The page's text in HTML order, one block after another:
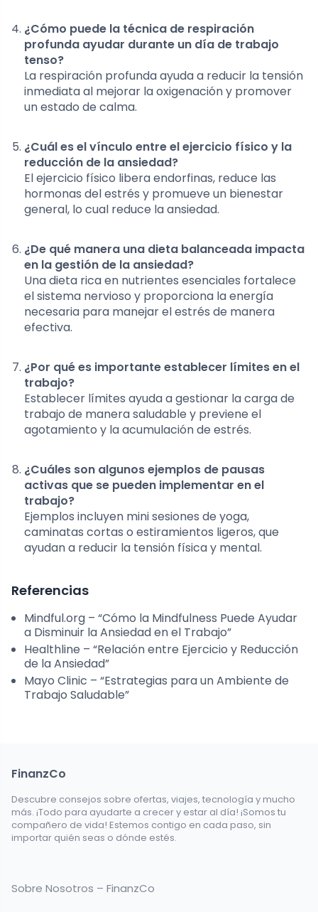
¿Cómo puede la técnica de respiración
profunda ayudar durante un día de trabajo
tenso?
La respiración profunda ayuda a reducir la tensión
inmediata al mejorar la oxigenación y promover
un estado de calma.
¿Cuál es el vínculo entre el ejercicio físico y la
reducción de la ansiedad?
El ejercicio físico libera endorfinas, reduce las
hormonas del estrés y promueve un bienestar
general, lo cual reduce la ansiedad.
¿De qué manera una dieta balanceada impacta
en la gestión de la ansiedad?
Una dieta rica en nutrientes esenciales fortalece
el sistema nervioso y proporciona la energía
necesaria para manejar el estrés de manera
efectiva.
¿Por qué es importante establecer límites en el
trabajo?
Establecer límites ayuda a gestionar la carga de
trabajo de manera saludable y previene el
agotamiento y la acumulación de estrés.
¿Cuáles son algunos ejemplos de pausas
activas que se pueden implementar en el
trabajo?
Ejemplos incluyen mini sesiones de yoga,
caminatas cortas o estiramientos ligeros, que
ayudan a reducir la tensión física y mental.
Referencias
Mindful.org – “Cómo la Mindfulness Puede Ayudar
a Disminuir la Ansiedad en el Trabajo”
Healthline – “Relación entre Ejercicio y Reducción
de la Ansiedad”
Mayo Clinic – “Estrategias para un Ambiente de
Trabajo Saludable”
FinanzCo
Descubre consejos sobre ofertas, viajes, tecnología y mucho
más. ¡Todo para ayudarte a crecer y estar al día! ¡Somos tu
compañero de vida! Estemos contigo en cada paso, sin
importar quién seas o dónde estés.
Sobre Nosotros – FinanzCo